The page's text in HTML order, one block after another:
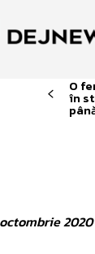
O
în
2020